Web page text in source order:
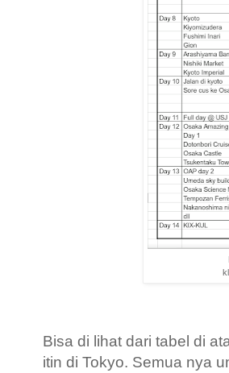
Bisa di lihat dari tabel di
itin di Tokyo. Semua nya